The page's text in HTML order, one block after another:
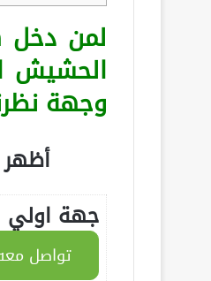
لمن دخل
الحشيش
وجهة
جهة اولي
تواصل